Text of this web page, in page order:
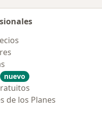
nuevo
de los Planes